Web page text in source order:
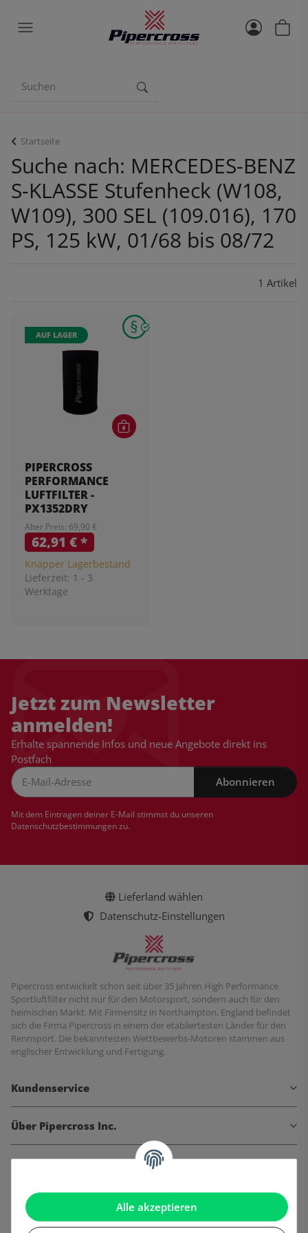
Alle akzeptieren
Startseite
Suche nach: MERCEDES-BENZ
S-KLASSE Stufenheck (W108,
W109), 300 SEL (109.016), 170
PS, 125 kW, 01/68 bis 08/72
1 Artikel
AUF LAGER
PIPERCROSS
PERFORMANCE
LUFTFILTER -
PX1352DRY
Alter Preis: 69,90 €
62,91 €*
Knapper Lagerbestand
Lieferzeit: 1 - 3
Werktage
Jetzt zum Newsletter
anmelden!
Erhalte spannende Infos und neue Angebote direkt ins
Postfach
Abonnieren
Mit dem Eintragen deiner E-Mail stimmst du unseren
Datenschutzbestimmungenzu.
Lieferland wählen
Datenschutz-Einstellungen
Pipercross entwickelt schon seit über 35 Jahren High Performance
Sportluftfilter nicht nur für den Motorsport, sondern auch für den
heimischen Markt. Mit Firmensitz in Northampton, England befindet
sich die Firma Pipercross in einem der etabliertesten Länder für den
Rennsport. Die bekanntesten Wettbewerbs-Motoren stammen aus
englischer Entwicklung und Fertigung.
Kundenservice
Über Pipercross Inc.
Informationen
Gesetzliche Informationen